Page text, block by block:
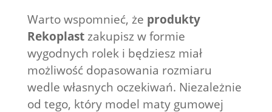
Warto wspomnieć, że produkty
Rekoplastzakupisz w formie
wygodnych rolek i będziesz miał
możliwość dopasowania rozmiaru
wedle własnych oczekiwań. Niezależnie
od tego, który model maty gumowej